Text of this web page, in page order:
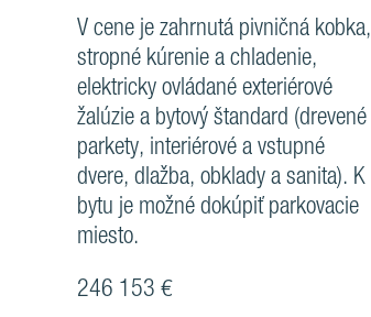
V cene je zahrnutá pivničná kobka,
stropné kúrenie a chladenie,
elektricky ovládané exteriérové
žalúzie a bytový štandard (drevené
parkety, interiérové a vstupné
dvere, dlažba, obklady a sanita). K
bytu je možné dokúpiť parkovacie
miesto.
246 153 €